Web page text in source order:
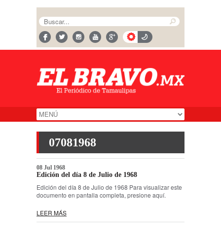
07081968
08 Jul 1968
Edición del día 8 de Julio de 1968
Edición del día 8 de Julio de 1968 Para visualizar este
documento en pantalla completa, presione aquí.
LEER MÁS